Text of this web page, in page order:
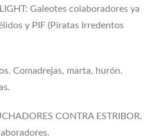
Galeotes colaboradores ya
y PIF (Piratas Irredentos
Comadrejas, marta, hurón.
CONTRA ESTRIBOR.